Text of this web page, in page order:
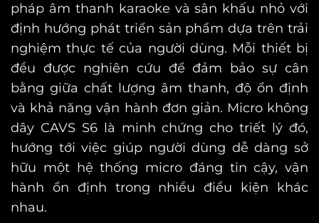
pháp âm thanh karaoke và sân khấu nhỏ với
định hướng phát triển sản phẩm dựa trên trải
nghiệm thực tế của người dùng. Mỗi thiết bị
đều được nghiên cứu để đảm bảo sự cân
bằng giữa chất lượng âm thanh, độ ổn định
và khả năng vận hành đơn giản. Micro không
dây CAVS S6 là minh chứng cho triết lý đó,
hướng tới việc giúp người dùng dễ dàng sở
hữu một hệ thống micro đáng tin cậy, vận
hành ổn định trong nhiều điều kiện khác
nhau.